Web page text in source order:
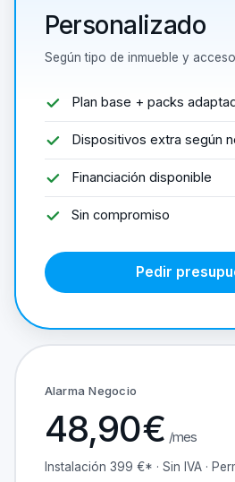
Personalizado
Según tipo de inmueble y
Plan base + packs
Dispositivos extra según
Financiación disponible
Sin compromiso
Pedir
Alarma Negocio
48,90€ /mes
Instalación 399 €* · Sin IVA ·